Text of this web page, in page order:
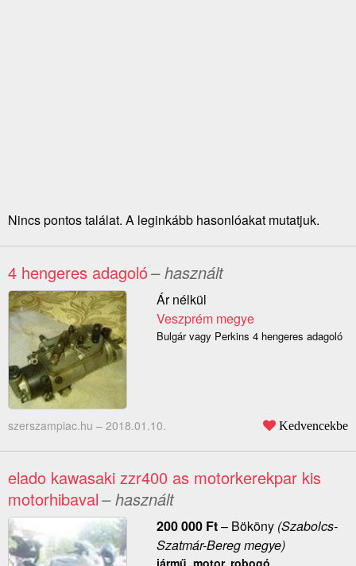
Nincs pontos találat. A leginkább hasonlóakat mutatjuk.
4 hengeres adagoló– használt
Ár nélkül
Veszprém megye
Bulgár vagy Perkins 4 hengeres adagoló
szerszampiac.hu – 2018.01.10. Kedvencekbe
elado kawasaki zzr400 as motorkerekpar kis
motorhibaval– használt
200 000 Ft– Bököny(Szabolcs-
Szatmár-Bereg megye)